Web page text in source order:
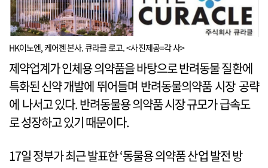
HK이노엔, 케어젠 본사. 큐라클 로고. <사진제공=각 사>
제약업계가 인체용 의약품을 바탕으로 반려동물 질환에
특화된 신약 개발에 뛰어들며 반려동물의약품 시장 공략
에 나서고 있다. 반려동물용 의약품 시장 규모가 급속도
로 성장하고 있기 때문이다.
17일 정부가 최근 발표한 ‘동물용 의약품 산업 발전 방